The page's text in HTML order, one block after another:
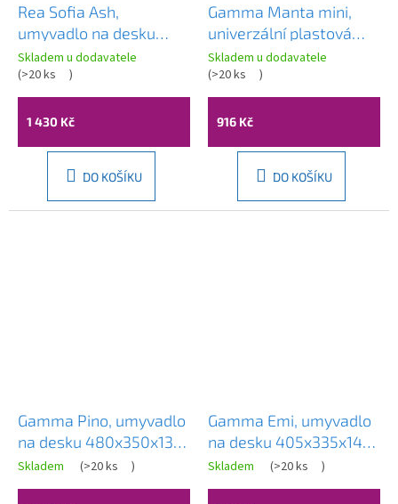
Rea Sofia Ash,
umyvadlo na desku
41x34,5x15 cm, imitace
kamene, REA-U6362
Skladem u dodavatele
(>20 ks )
1 430 Kč
DO KOŠÍKU
Gamma Manta mini,
univerzální plastová
výlevka 42,4x34,3x24,2
cm + sifon, 1-komorová,
šedá, GMA-KGM42-G
Skladem u dodavatele
(>20 ks )
916 Kč
DO KOŠÍKU
Gamma Pino, umyvadlo
na desku 480x350x130
mm, bílá lesklá, GMA-
UC-PINO
Skladem (>20 ks )
Gamma Emi, umyvadlo
na desku 405x335x140
mm, bílá lesklá, GMA-
UC-EMI
Skladem (>20 ks )